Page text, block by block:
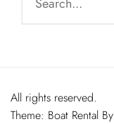
All rights reserved.
Theme: Boat Rental By